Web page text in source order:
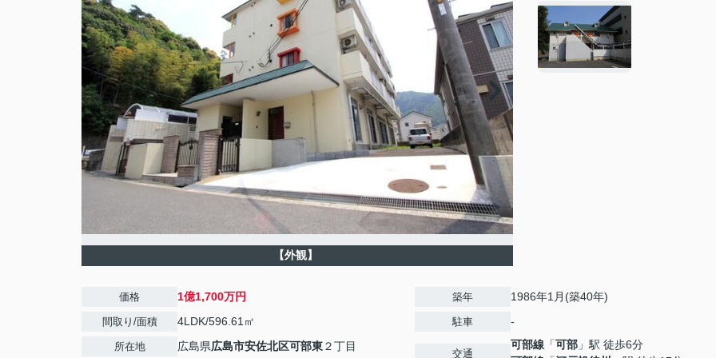
【外観】
価格 1億1,700万円
間取り/面積 4LDK/596.61㎡
所在地 広島県広島市安佐北区可部東２丁目
築年 1986年1月(築40年)
駐車 -
交通
可部線 「可部 」駅 徒歩6分